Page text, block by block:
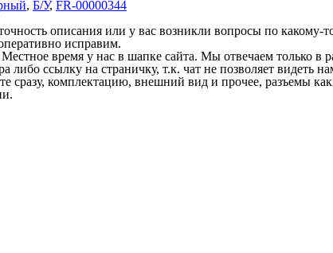
, Б/У, FR-00000344
описания или у вас возникли вопросы по какому-
исправим.
время у нас в шапке сайта. Мы отвечаем только
либо ссылку на страничку, т.к. чат не позволяет видеть
сразу, комплектацию, внешний вид и прочее, разъемы